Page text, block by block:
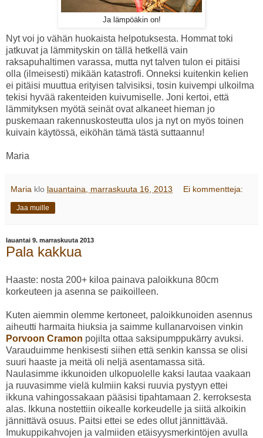
Ja lämpöäkin on!
Nyt voi jo vähän huokaista helpotuksesta. Hommat toki
jatkuvat ja lämmityskin on tällä hetkellä vain
raksapuhaltimen varassa, mutta nyt talven tulon ei pitäisi
olla (ilmeisesti) mikään katastrofi. Onneksi kuitenkin kelien
ei pitäisi muuttua erityisen talvisiksi, tosin kuivempi ulkoilma
tekisi hyvää rakenteiden kuivumiselle. Joni kertoi, että
lämmityksen myötä seinät ovat alkaneet hieman jo
puskemaan rakennuskosteutta ulos ja nyt on myös toinen
kuivain käytössä, eiköhän tämä tästä suttaannu!
Maria
Maria klo lauantaina, marraskuuta 16, 2013 Ei kommentteja:
Jaa muille
lauantai 9. marraskuuta 2013
Pala kakkua
Haaste: nosta 200+ kiloa painava paloikkuna 80cm
korkeuteen ja asenna se paikoilleen.
Kuten aiemmin olemme kertoneet, paloikkunoiden asennus
aiheutti harmaita hiuksia ja saimme kullanarvoisen vinkin
Porvoon Cramon pojilta ottaa saksipumppukärry avuksi.
Varauduimme henkisesti siihen että senkin kanssa se olisi
suuri haaste ja meitä oli neljä asentamassa sitä.
Naulasimme ikkunoiden ulkopuolelle kaksi lautaa vaakaan
ja ruuvasimme vielä kulmiin kaksi ruuvia pystyyn ettei
ikkuna vahingossakaan pääsisi tipahtamaan 2. kerroksesta
alas. Ikkuna nostettiin oikealle korkeudelle ja siitä alkoikin
jännittävä osuus. Paitsi ettei se edes ollut jännittävää.
Imukuppikahvojen ja valmiiden etäisyysmerkintöjen avulla